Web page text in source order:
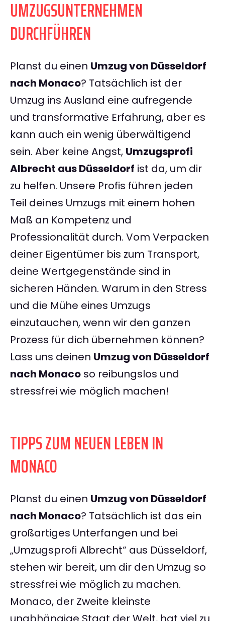
UMZUGSUNTERNEHMEN
DURCHFÜHREN
Planst du einen Umzug von Düsseldorf
nach Monaco? Tatsächlich ist der
Umzug ins Ausland eine aufregende
und transformative Erfahrung, aber es
kann auch ein wenig überwältigend
sein. Aber keine Angst, Umzugsprofi
Albrecht aus Düsseldorf ist da, um dir
zu helfen. Unsere Profis führen jeden
Teil deines Umzugs mit einem hohen
Maß an Kompetenz und
Professionalität durch. Vom Verpacken
deiner Eigentümer bis zum Transport,
deine Wertgegenstände sind in
sicheren Händen. Warum in den Stress
und die Mühe eines Umzugs
einzutauchen, wenn wir den ganzen
Prozess für dich übernehmen können?
Lass uns deinen Umzug von Düsseldorf
nach Monaco so reibungslos und
stressfrei wie möglich machen!
TIPPS ZUM NEUEN LEBEN IN
MONACO
Planst du einen Umzug von Düsseldorf
nach Monaco? Tatsächlich ist das ein
großartiges Unterfangen und bei
„Umzugsprofi Albrecht“ aus Düsseldorf,
stehen wir bereit, um dir den Umzug so
stressfrei wie möglich zu machen.
Monaco, der Zweite kleinste